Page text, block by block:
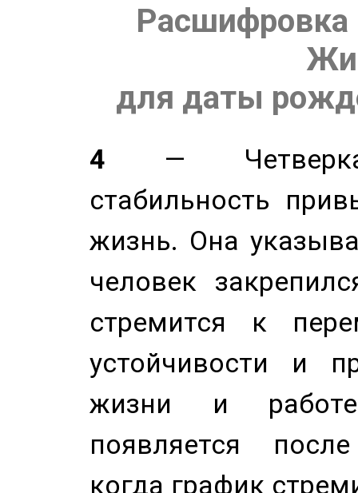
Расшифровка
для даты
4 — Четверка
стабильность
жизнь. Она
человек
стремится к
устойчивости и
жизни и
появляется
когда график